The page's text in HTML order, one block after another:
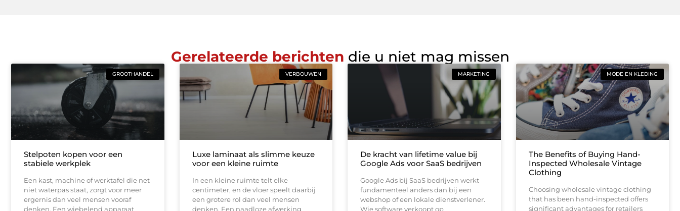
Gerelateerde berichten die u niet mag missen
GROOTHANDEL
Stelpoten kopen voor een
stabiele werkplek
Een kast, machine of werktafel die net
niet waterpas staat, zorgt voor meer
ergernis dan veel mensen vooraf
denken. Een wiebelend apparaat
VERBOUWEN
Luxe laminaat als slimme keuze
voor een kleine ruimte
In een kleine ruimte telt elke
centimeter, en de vloer speelt daarbij
een grotere rol dan veel mensen
denken. Een naadloze afwerking
MARKETING
De kracht van lifetime value bij
Google Ads voor SaaS bedrijven
Google Ads bij SaaS bedrijven werkt
fundamenteel anders dan bij een
webshop of een lokale dienstverlener.
Wie software verkoopt op
MODE EN KLEDING
The Benefits of Buying Hand-
Inspected Wholesale Vintage
Clothing
Choosing wholesale vintage clothing
that has been hand-inspected offers
significant advantages for retailers